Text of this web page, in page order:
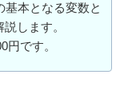
基本となる変数と
します。
円です。